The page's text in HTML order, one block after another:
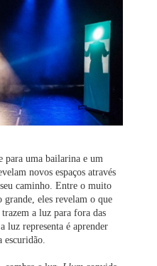
para uma bailarina e um
novos espaços através
caminho. Entre o muito
eles revelam o que
a luz para fora das
luz representa é aprender
escuridão.